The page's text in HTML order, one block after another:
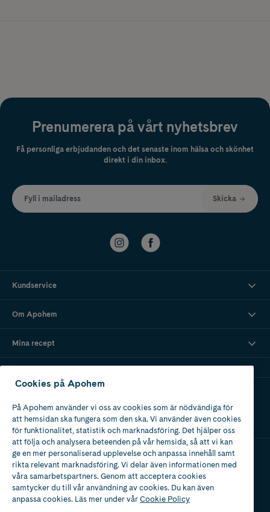
Prenumerera på vårt nyhetsbrev
Få personliga erbjudanden och det senaste inom hälsa och skönhet
direkt i din inbox.
Fyll i mailadress Skicka
Kundservice
Om Apohem
Mina recept
Apotek med tillstånd
av Läkemedelsverket
Cookies på Apohem
På Apohem använder vi oss av cookies som är nödvändiga för
att hemsidan ska fungera som den ska. Vi använder även cookies
för funktionalitet, statistik och marknadsföring. Det hjälper oss
att följa och analysera beteenden på vår hemsida, så att vi kan
ge en mer personaliserad upplevelse och anpassa innehåll samt
rikta relevant marknadsföring. Vi delar även informationen med
våra samarbetspartners. Genom att acceptera cookies
samtycker du till vår användning av cookies. Du kan även
anpassa cookies. Läs mer under vårCookie Policy